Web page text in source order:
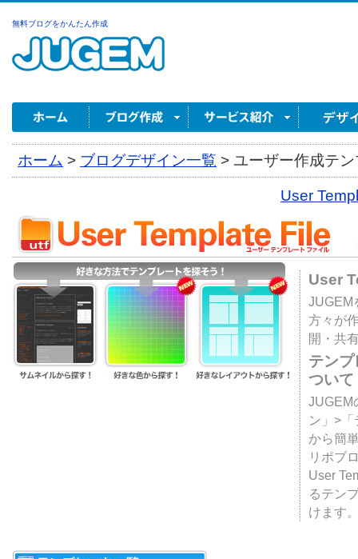
無料ブログをかんたん作成
ホーム > ブログデザイン一覧 > ユーザー作成テ
User
User
JUGEM
方々が
開・共
テン
ついて
JUGEM
ン」>
から簡
リポブ
User
るテン
けます